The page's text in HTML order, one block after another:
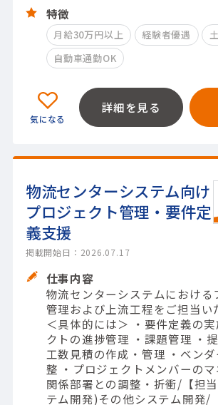
特徴
月給30万円以上 経験者優遇
自動車通勤OK
詳細を見る
物流センターシステム向け
プロジェクト管理・要件定
義支援
掲載開始日：2026.07.17
仕事内容
物流センターシステムにおける
管理および上流工程をご担当い
＜具体的には＞ ・要件定義の
クトの進捗管理 ・課題管理 ・
工数見積の作成・管理 ・ベン
整 ・プロジェクトメンバーのマ
関係部署との調整・折衝/【担
テム開発)その他システム開発/